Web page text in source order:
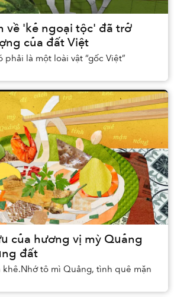
về 'kẻ ngoại tộc' đã trở
của đất Việt
là một loài vật “gốc Việt”
của hương vị mỳ Quảng
đất
khê.Nhớ tô mì Quảng, tình quê mặn